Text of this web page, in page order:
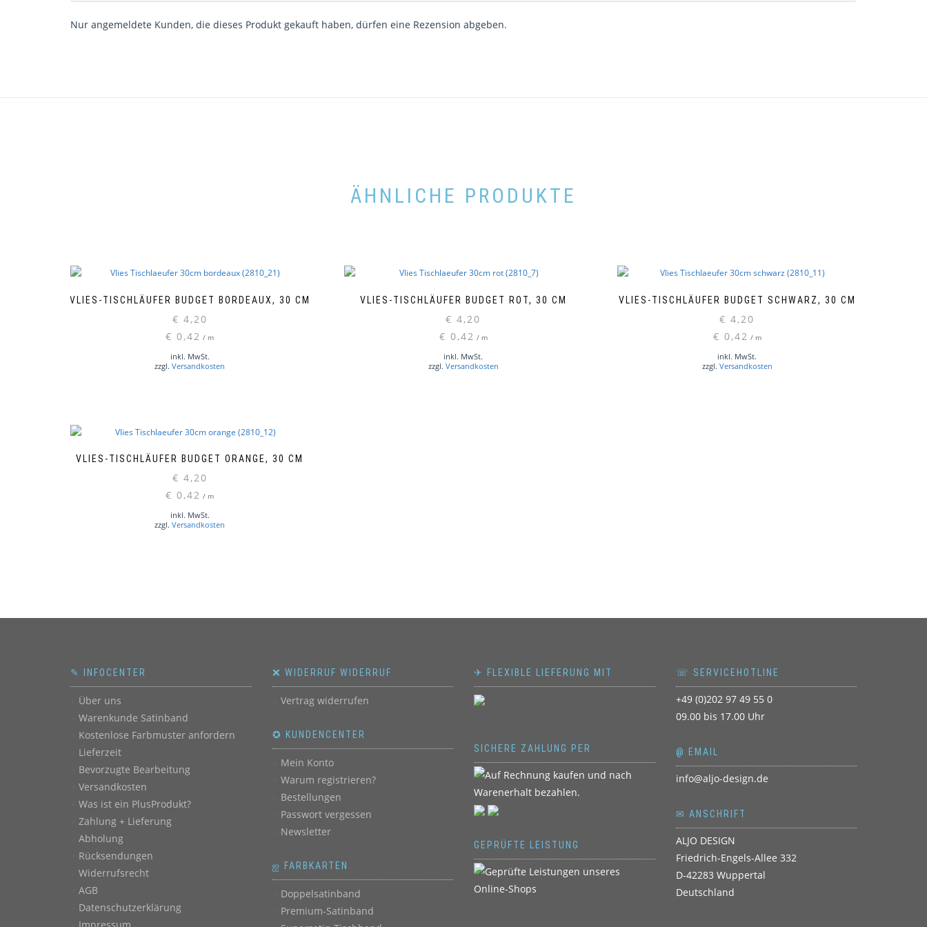
Nur angemeldete Kunden, die dieses Produkt gekauft haben, dürfen eine Rezension abgeben.
ÄHNLICHE PRODUKTE
VLIES-TISCHLÄUFER BUDGET BORDEAUX, 30 CM
€ 4,20
€ 0,42 / m
inkl. MwSt.
zzgl.Versandkosten
VLIES-TISCHLÄUFER BUDGET ROT, 30 CM
€ 4,20
€ 0,42 / m
inkl. MwSt.
zzgl. Versandkosten
VLIES-TISCHLÄUFER BUDGET SCHWARZ, 30 CM
€ 4,20
€ 0,42 / m
inkl. MwSt.
zzgl. Versandkosten
VLIES-TISCHLÄUFER BUDGET ORANGE, 30 CM
€ 4,20
€ 0,42 / m
inkl. MwSt.
zzgl.Versandkosten
✎ INFOCENTER
Über uns
Warenkunde Satinband
Kostenlose Farbmuster anfordern
Lieferzeit
Bevorzugte Bearbeitung
Versandkosten
Was ist ein PlusProdukt?
Zahlung + Lieferung
Abholung
Rücksendungen
Widerrufsrecht
AGB
Datenschutzerklärung
❌ WIDERRUF WIDERRUF
Vertrag widerrufen
✪ KUNDENCENTER
Mein Konto
Warum registrieren?
Bestellungen
Passwort vergessen
Newsletter
ஐ FARBKARTEN
Doppelsatinband
Premium-Satinband
✈ FLEXIBLE LIEFERUNG MIT
SICHERE ZAHLUNG PER
GEPRÜFTE LEISTUNG
☏ SERVICEHOTLINE
+49 (0)202 97 49 55 0
09.00 bis 17.00 Uhr
@ EMAIL
info@aljo-design.de
✉ ANSCHRIFT
ALJO DESIGN
Friedrich-Engels-Allee 332
D-42283 Wuppertal
Deutschland